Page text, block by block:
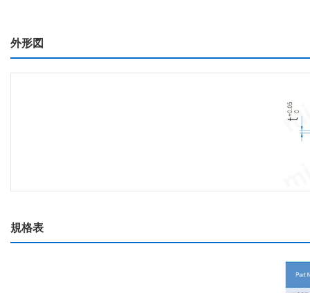
外形図
規格表